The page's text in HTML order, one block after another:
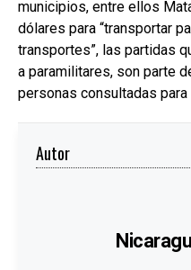
municipios, entre ellos
dólares para “transportar
transportes”, las partidas
a paramilitares, son parte
personas consultadas
Autor